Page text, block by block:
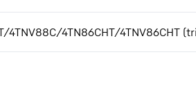
4TN86CHT/4TNV86CHT